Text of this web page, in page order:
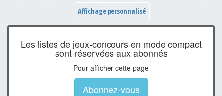
Affichage personnalisé
Les listes de jeux-concours en mode compact
sont réservées aux abonnés
Pour afficher cette page
Abonnez-vous